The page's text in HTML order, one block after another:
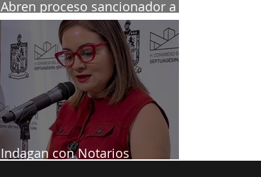
Abren proceso sancionador a
diputadas poblanas
Indagan con Notarios